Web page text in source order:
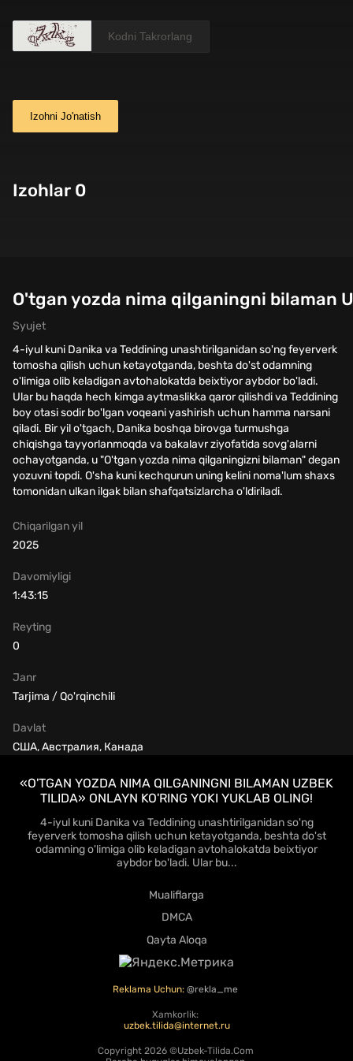
Izohni Jo'natish
Izohlar 0
O'tgan yozda nima qilganingni bilaman
Syujet
4-iyul kuni Danika va Teddining unashtirilganidan so'ng feyerverk
tomosha qilish uchun ketayotganda, beshta do'st odamning
o'limiga olib keladigan avtohalokatda beixtiyor aybdor bo'ladi.
Ular bu haqda hech kimga aytmaslikka qaror qilishdi va Teddining
boy otasi sodir bo'lgan voqeani yashirish uchun hamma narsani
qiladi. Bir yil o'tgach, Danika boshqa birovga turmushga
chiqishga tayyorlanmoqda va bakalavr ziyofatida sovg'alarni
ochayotganda, u "O'tgan yozda nima qilganingizni bilaman" degan
yozuvni topdi. O'sha kuni kechqurun uning kelini noma'lum shaxs
tomonidan ulkan ilgak bilan shafqatsizlarcha o'ldiriladi.
Chiqarilgan yil
2025
Janr
Tarjima / Qo'rqinchili
Davomiyligi
1:43:15
Davlat
США, Австралия, Канада
Reyting
0
«O'TGAN YOZDA NIMA QILGANINGNI BILAMAN UZBEK
TILIDA» ONLAYN KO'RING YOKI YUKLAB OLING!
4-iyul kuni Danika va Teddining unashtirilganidan so'ng
feyerverk tomosha qilish uchun ketayotganda, beshta do'st
odamning o'limiga olib keladigan avtohalokatda beixtiyor
aybdor bo'ladi. Ular bu...
Mualiflarga
DMCA
Qayta Aloqa
Reklama Uchun: @rekla_me
Xamkorlik:
uzbek.tilida@internet.ru
Copyright 2026 ©Uzbek-Tilida.Com